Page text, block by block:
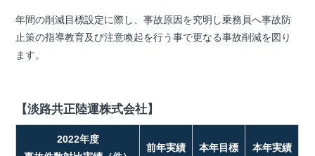
年間の削減目標設定に際し、事故原因を究明し乗務員へ事故防
止策の指導教育及び注意喚起を行う事で更なる事故削減を図り
ます。
【淡路共正陸運株式会社】
2022年度
前年実績 本年目標 本年実績